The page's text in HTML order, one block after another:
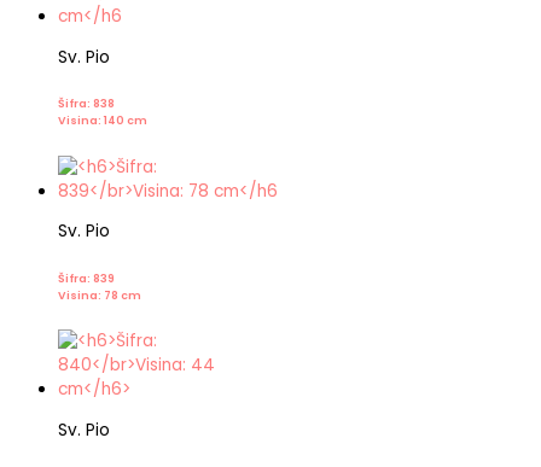
Sv. Pio
Šifra: 838
Visina: 140 cm
Sv. Pio
Šifra: 839
Visina: 78 cm
Sv. Pio